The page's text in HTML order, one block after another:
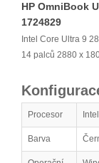
HP OmniBook
1724829
Intel Core Ultra 9
14 palců 2880 x
Procesor
Barva